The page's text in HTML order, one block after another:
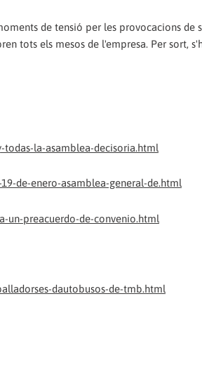
de tensió per les provocacions de
tots els mesos de l'empresa. Per sort,
la-asamblea-decisoria.html
de-enero-asamblea-general-de.html
un-preacuerdo-de-convenio.html
dautobusos-de-tmb.html